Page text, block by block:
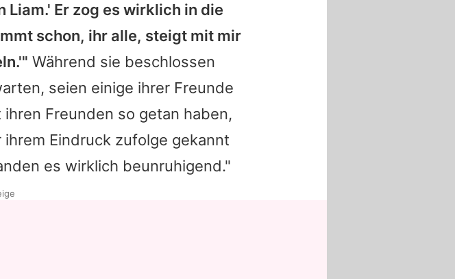
Liam.' Er zog es wirklich in die
schon, ihr alle, steigt mit mir
Während sie beschlossen
seien einige ihrer Freunde
Freunden so getan haben,
Eindruck zufolge gekannt
es wirklich beunruhigend."